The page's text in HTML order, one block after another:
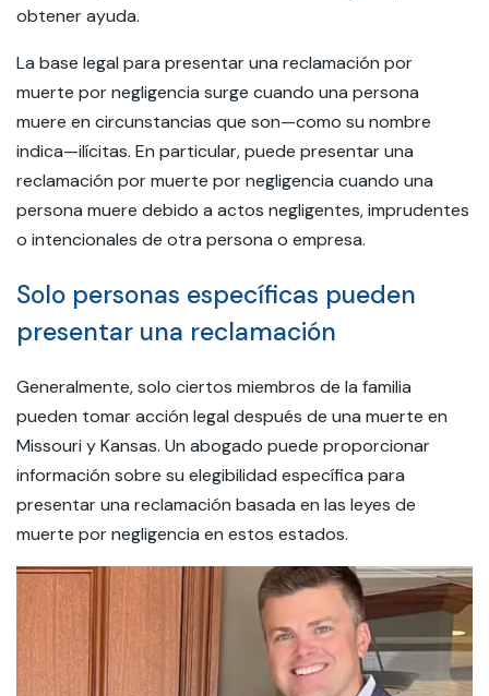
obtener ayuda.
La base legal para presentar una reclamación por
muerte por negligencia surge cuando una persona
muere en circunstancias que son—como su nombre
indica—ilícitas. En particular, puede presentar una
reclamación por muerte por negligencia cuando una
persona muere debido a actos negligentes, imprudentes
o intencionales de otra persona o empresa.
Solo personas específicas pueden
presentar una reclamación
Generalmente, solo ciertos miembros de la familia
pueden tomar acción legal después de una muerte en
Missouri y Kansas. Un abogado puede proporcionar
información sobre su elegibilidad específica para
presentar una reclamación basada en las leyes de
muerte por negligencia en estos estados.